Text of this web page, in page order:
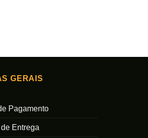
GERAIS
Pagamento
Entrega